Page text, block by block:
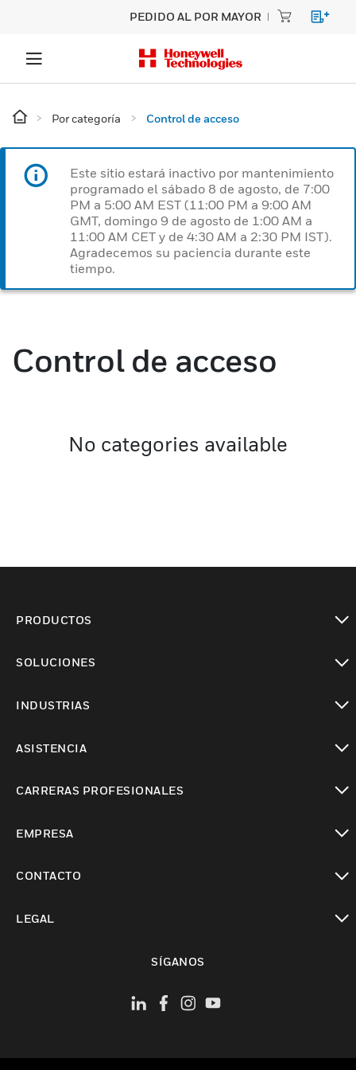
PEDIDO AL POR MAYOR
Por categoría Control de acceso
Este sitio estará inactivo por mantenimiento
programado el sábado 8 de agosto, de 7:00
PM a 5:00 AM EST (11:00 PM a 9:00 AM
GMT, domingo 9 de agosto de 1:00 AM a
11:00 AM CET y de 4:30 AM a 2:30 PM IST).
Agradecemos su paciencia durante este
tiempo.
Control de acceso
No categories available
PRODUCTOS
SOLUCIONES
INDUSTRIAS
ASISTENCIA
CARRERAS PROFESIONALES
EMPRESA
CONTACTO
LEGAL
SÍGANOS